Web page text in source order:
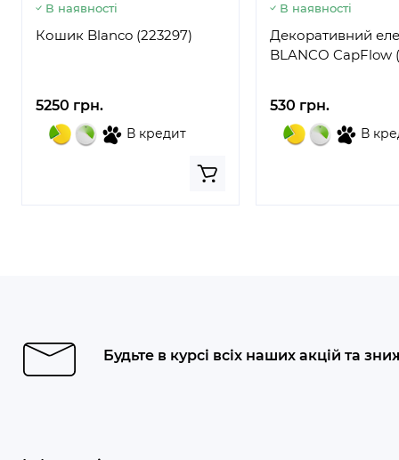
В наявності
Кошик Blanco (223297)
5250 грн.
В кредит
В наявності
Декоративний
BLANCO CapFlow
530 грн.
В
Будьте в курсі всіх наших акцій та